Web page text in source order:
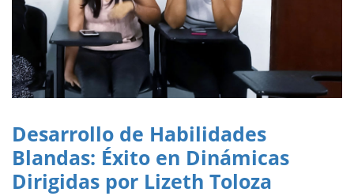
Desarrollo de Habilidades
Blandas: Éxito en Dinámicas
Dirigidas por Lizeth Toloza